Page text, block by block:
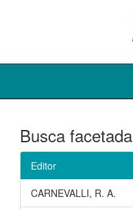
Busca facetada
Editor
CARNEVALLI, R. A.